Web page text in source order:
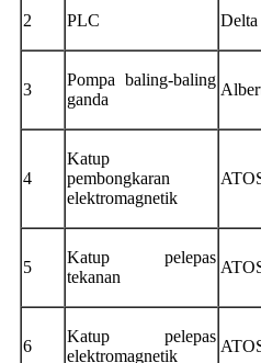
2
PLC Delta
3
Pompa baling-baling
ganda
4
Katup
pembongkaran
elektromagnetik
5
Katup pelepas
tekanan
6
Katup pelepas
elektromagnetik